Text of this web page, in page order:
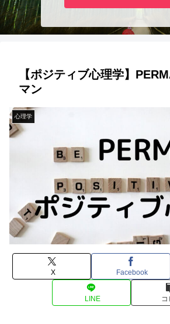
【ポジティブ心理学】
マン
心理学
X Facebook
LINE コ